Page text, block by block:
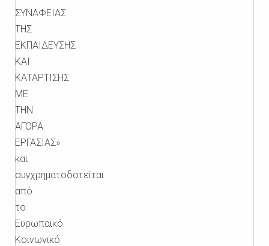
ΣΥΝΑΦΕΙΑΣ
ΤΗΣ
ΕΚΠΑΙΔΕΥΣΗΣ
ΚΑΙ
ΚΑΤΑΡΤΙΣΗΣ
ΜΕ
ΤΗΝ
ΑΓΟΡΑ
ΕΡΓΑΣΙΑΣ»
και
συγχρηματοδοτείται
από
το
Ευρωπαϊκό
Κοινωνικό